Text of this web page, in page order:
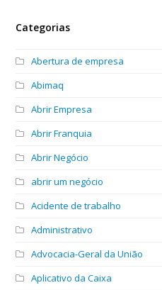
Categorias
Abertura de empresa
Abimaq
Abrir Empresa
Abrir Franquia
Abrir Negócio
abrir um negócio
Acidente de trabalho
Administrativo
Advocacia-Geral da União
Aplicativo da Caixa